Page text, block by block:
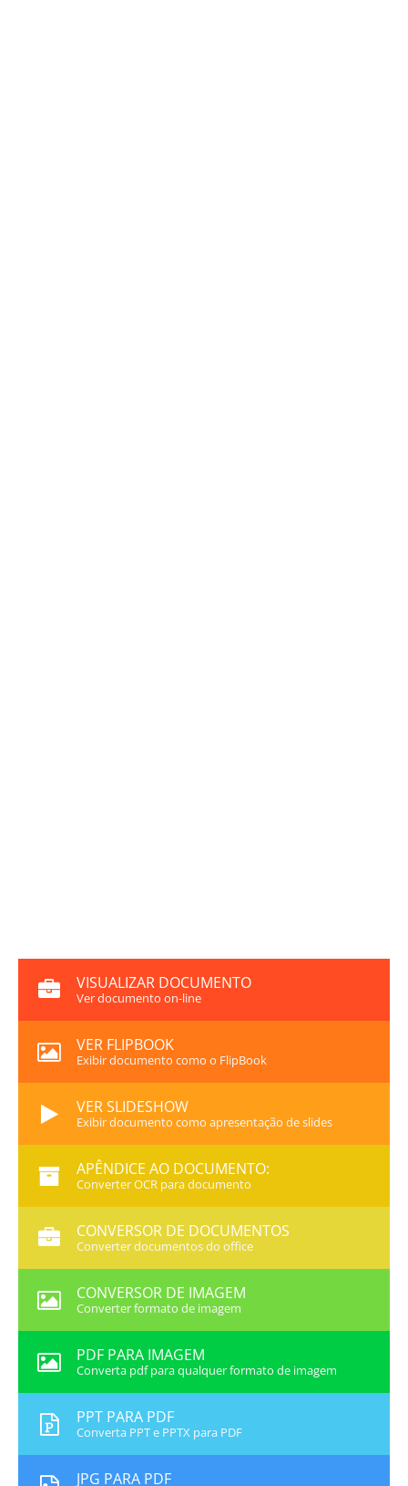
VISUALIZAR DOCUMENTO
Ver documento on-line
VER FLIPBOOK
Exibir documento como o FlipBook
VER SLIDESHOW
Exibir documento como apresentação de slides
APÊNDICE AO DOCUMENTO:
Converter OCR para documento
CONVERSOR DE DOCUMENTOS
Converter documentos do office
CONVERSOR DE IMAGEM
Converter formato de imagem
PDF PARA IMAGEM
Converta pdf para qualquer formato de imagem
PPT PARA PDF
Converta PPT e PPTX para PDF
JPG PARA PDF